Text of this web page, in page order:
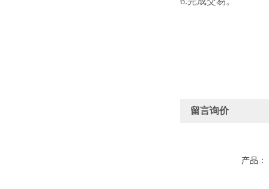
留言询价
产品：